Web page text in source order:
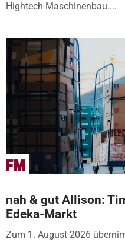
Hightech-Maschinenbau....
nah & gut Allison:
Edeka-Markt
Zum 1. August 2026